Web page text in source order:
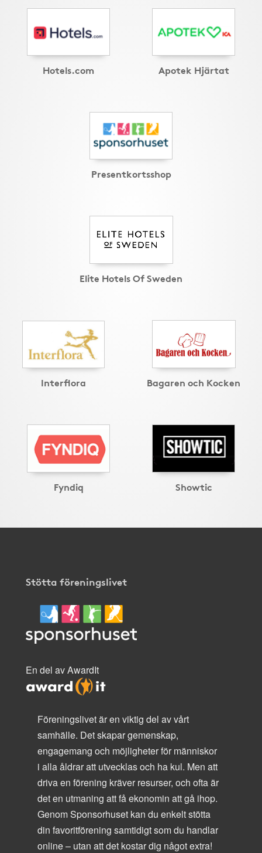
Hotels.com Apotek Hjärtat
Presentkortsshop
Elite Hotels Of Sweden
Interflora Bagaren och Kocken
Fyndiq Showtic
Stötta föreningslivet
En del av AwardIt
Föreningslivet är en viktig del av vårt
samhälle. Det skapar gemenskap,
engagemang och möjligheter för människor
i alla åldrar att utvecklas och ha kul. Men att
driva en förening kräver resurser, och ofta är
det en utmaning att få ekonomin att gå ihop.
Genom Sponsorhuset kan du enkelt stötta
din favoritförening samtidigt som du handlar
online – utan att det kostar dig något extra!